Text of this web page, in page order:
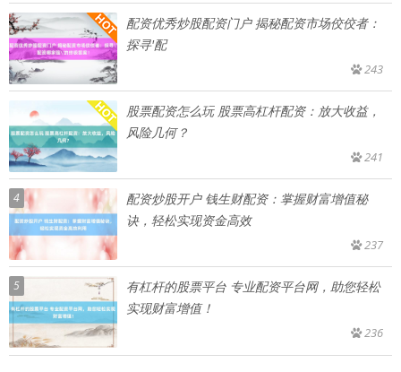
配资优秀炒股配资门户 揭秘配资市场佼佼者：
探寻'配
243
股票配资怎么玩 股票高杠杆配资：放大收益，
风险几何？
241
4
配资炒股开户 钱生财配资：掌握财富增值秘
诀，轻松实现资金高效
237
5
有杠杆的股票平台 专业配资平台网，助您轻松
实现财富增值！
236